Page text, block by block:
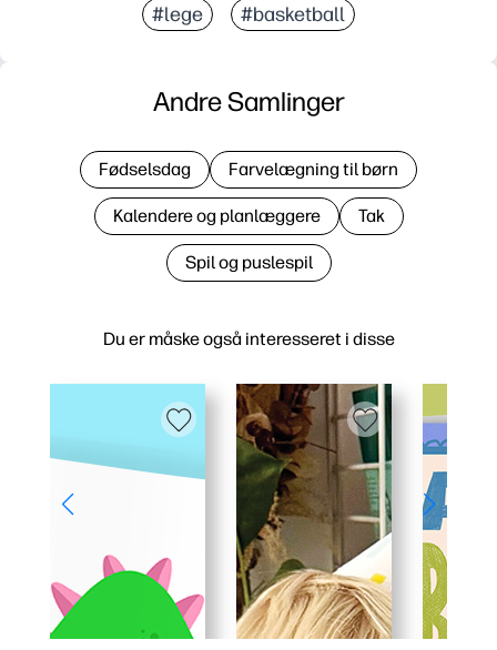
#lege #basketball
Du er måske også interesseret i disse
Andre Samlinger
Fødselsdag Farvelægning til børn
Kalendere og planlæggere Tak
Spil og puslespil